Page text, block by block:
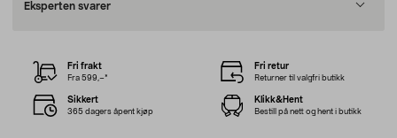
Eksperten svarer
Fri frakt
Fra 599,–*
Fri retur
Returner til valgfri butikk
Sikkert
365 dagers åpent kjøp
Klikk&Hent
Bestill på nett og hent i butikk